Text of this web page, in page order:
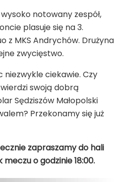
notowany zespół,
plasuje się na 3.
z MKS Andrychów. Drużyna
zwycięstwo.
niezwykle ciekawie. Czy
swoją dobrą
Sędziszów Małopolski
Przekonamy się już
zapraszamy do hali
o godzinie 18:00.